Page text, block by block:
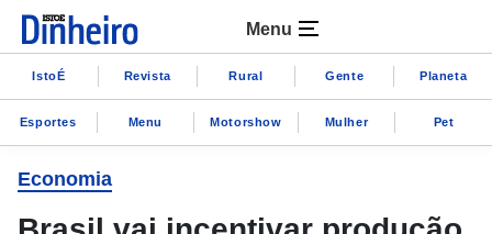
Menu
IstoÉ Revista Rural Gente Planeta
Esportes Menu Motorshow Mulher Pet
Economia